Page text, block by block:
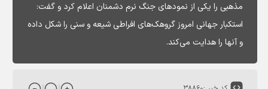
مذهبی را یکی از نمودهای جنگ نرم دشمنان اعلام کرد و گفت:
استکبار جهانی امروز گروهک‌های افراطی شیعه و سنی را شکل داده
و آنها را هدایت می‌کند.